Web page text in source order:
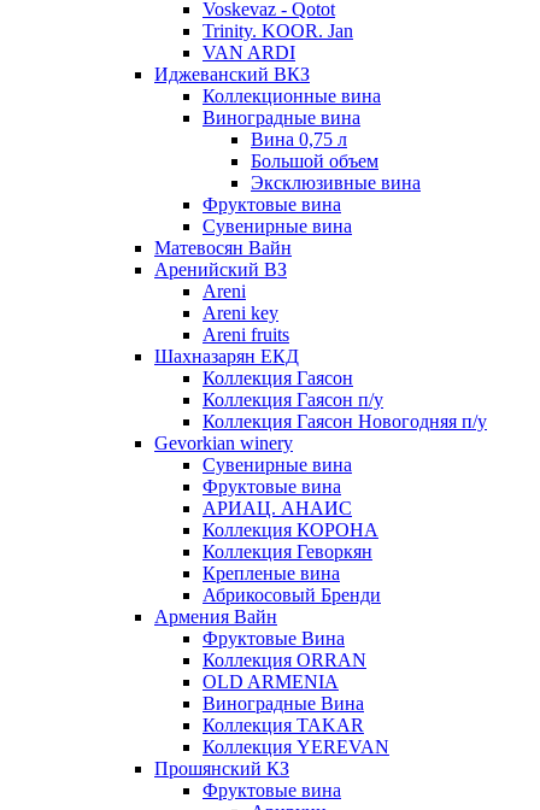
Voskevaz - Qotot
Trinity. KOOR. Jan
VAN ARDI
Иджеванский ВКЗ
Коллекционные вина
Виноградные вина
Вина 0,75 л
Большой объем
Эксклюзивные вина
Фруктовые вина
Cувенирные вина
Матевосян Вайн
Аренийский ВЗ
Areni
Areni key
Areni fruits
Шахназарян ЕКД
Коллекция Гаясон
Коллекция Гаясон п/у
Коллекция Гаясон Новогодняя п/у
Gevorkian winery
Сувенирные вина
Фруктовые вина
АРИАЦ. АНАИС
Коллекция КОРОНА
Коллекция Геворкян
Крепленые вина
Абрикосовый Бренди
Армения Вайн
Фруктовые Вина
Коллекция ORRAN
OLD ARMENIA
Виноградные Вина
Коллекция TAKAR
Коллекция YEREVAN
Прошянский КЗ
Фруктовые вина